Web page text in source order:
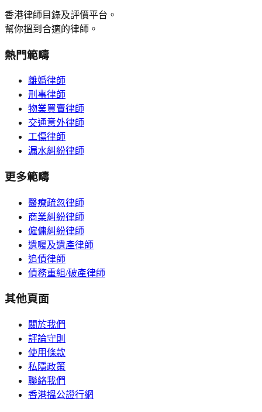
香港律師目錄及評價平台。
幫你搵到合適的律師。
熱門範疇
離婚律師
刑事律師
物業買賣律師
交通意外律師
工傷律師
漏水糾紛律師
更多範疇
醫療疏忽律師
商業糾紛律師
僱傭糾紛律師
遺囑及遺產律師
追債律師
債務重組/破產律師
其他頁面
關於我們
評論守則
使用條款
私隱政策
聯絡我們
香港搵公證行網